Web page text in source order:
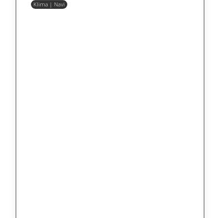
Klima | Navi